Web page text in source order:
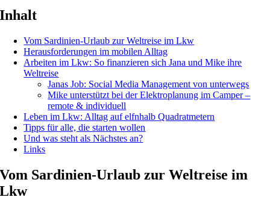
Inhalt
Vom Sardinien-Urlaub zur Weltreise im Lkw
Herausforderungen im mobilen Alltag
Arbeiten im Lkw: So finanzieren sich Jana und Mike ihre
Weltreise
Janas Job: Social Media Management von unterwegs
Mike unterstützt bei der Elektroplanung im Camper –
remote & individuell
Leben im Lkw: Alltag auf elfnhalb Quadratmetern
Tipps für alle, die starten wollen
Und was steht als Nächstes an?
Links
Vom Sardinien-Urlaub zur Weltreise im
Lkw